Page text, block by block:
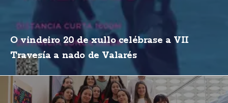
O vindeiro 20 de xullo celébrase a VII
Travesía a nado de Valarés